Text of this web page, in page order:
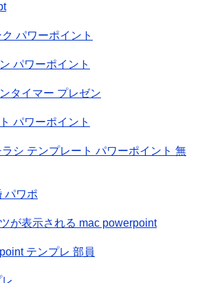
パワーポイント
パワーポイント
タイマー プレゼン
パワーポイント
シ テンプレート パワーポイント 無
パワポ
が表示される mac powerpoint
テンプレ 部員